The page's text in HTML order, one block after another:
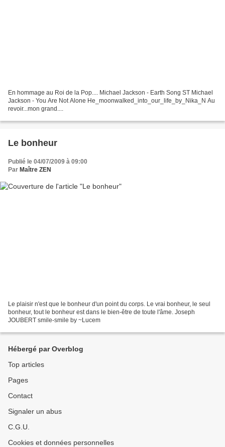
En hommage au Roi de la Pop.... Michael Jackson - Earth Song ST Michael
Jackson - You Are Not Alone He_moonwalked_into_our_life_by_Nika_N Au
revoir...mon grand....
Le bonheur
Publié le 04/07/2009 à 09:00
Par Maître ZEN
Le plaisir n'est que le bonheur d'un point du corps. Le vrai bonheur, le seul
bonheur, tout le bonheur est dans le bien-être de toute l'âme. Joseph
JOUBERT smile-smile by ~Lucem
Hébergé par Overblog
Top articles
Pages
Contact
Signaler un abus
C.G.U.
Cookies et données personnelles